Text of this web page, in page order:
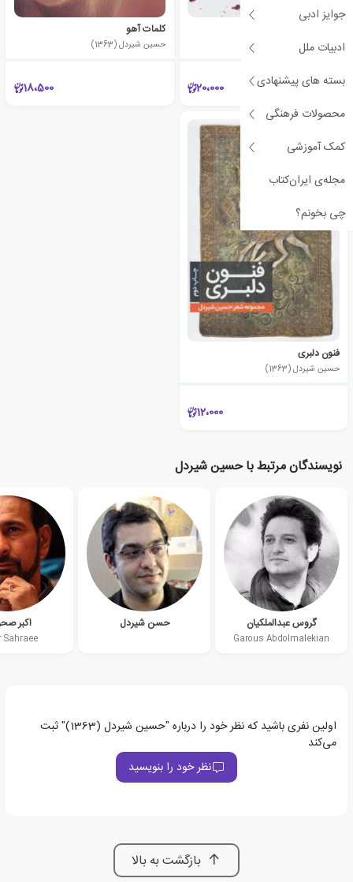
جوایز ادبی
ادبیات ملل
بسته های پیشنهادی
محصولات فرهنگی
کمک آموزشی
مجله‌ی ایران‌کتاب
چی بخونم؟
حسین شیردل (1363)
20،000
کلمات آهو
حسین شیردل (1363)
18،500
فنون دلبری
حسین شیردل (1363)
12،000
نویسندگان مرتبط با حسین شیردل
گروس عبدالملکیان
Garous Abdolmalekian
حسن شیردل اکبر
Sahraee
اولین نفری باشید که نظر خود را درباره "حسین شیردل (1363)" ثبت
می‌کند
نظر خود را بنویسید
بازگشت به بالا